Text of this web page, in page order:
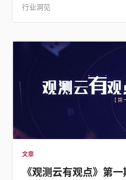
行业洞见
文章
《观测云有观点》第